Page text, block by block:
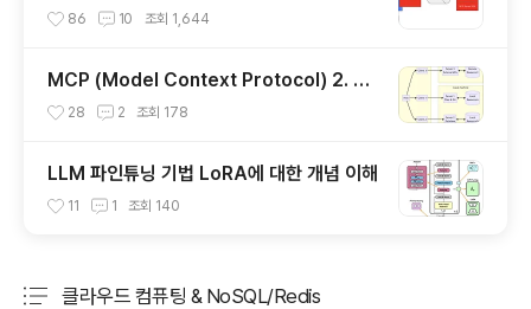
념 이해
86 10 조회 1,644
MCP (Model Context Protocol) 2. 서
버 개발하기
28 2 조회 178
LLM 파인튜닝 기법 LoRA에 대한 개념 이해
11 1 조회 140
클라우드 컴퓨팅 & NoSQL/Redis